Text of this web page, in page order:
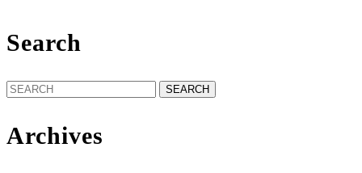
Search
Search
for:
Archives